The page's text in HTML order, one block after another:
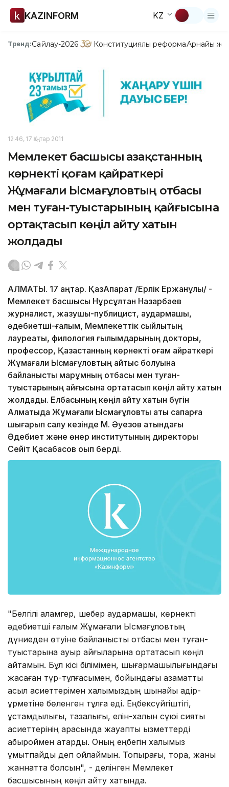
KAZINFORM KZ
Тренд:Сайлау-2026 Конституциялық реформаАрнайы
12:46, 17 Қаңтар 2011
Мемлекет басшысы Қазақстанның
көрнекті қоғам қайраткері
Жұмағали Ысмағұловтың отбасы
мен туған-туыстарының қайғысына
ортақтасып көңіл айту хатын
жолдады
АЛМАТЫ. 17 қаңтар. ҚазАқпарат /Ерлік Ержанұлы/ -
Мемлекет басшысы Нұрсұлтан Назарбаев
журналист, жазушы-публицист, аудармашы,
әдебиетші-ғалым, Мемлекеттік сыйлықтың
лауреаты, филология ғылымдарының докторы,
профессор, Қазақстанның көрнекті қоғам қайраткері
Жұмағали Ысмағұловтың қайтыс болуына
байланысты марқұмның отбасы мен туған-
туыстарының қайғысына ортақтасып көңіл айту хатын
жолдады. Елбасының көңіл айту хатын бүгін
Алматыда Жұмағали Ысмағұловты ақтық сапарға
шығарып салу кезінде М. Әуезов атындағы
Әдебиет және өнер институтының директоры
Cейіт Қасқабасов оқып берді.
"Белгілі қаламгер, шебер аудармашы, көрнекті
әдебиетші ғалым Жұмағали Ысмағұловтың
дүниеден өтуіне байланысты отбасы мен туған-
туыстарына ауыр қайғыларына ортақтасып көңіл
айтамын. Бұл кісі білімімен, шығармашылығындағы
жасаған түр-тұлғасымен, бойындағы азаматтық
асыл қасиеттерімен халқымыздың шынайы қадір-
құрметіне бөленген тұлға еді. Еңбексүйгіштігі,
ұстамдылығы, тазалығы, елін-халқын сүюі сияқты
қасиеттерінің арқасында жауапты қызметтерді
абыроймен атқарды. Оның еңбегін халқымыз
ұмытпайды деп ойлаймын. Топырағы, торқа, жаны
жаннатта болсын", - делінген Мемлекет
басшысының көңіл айту хатында.